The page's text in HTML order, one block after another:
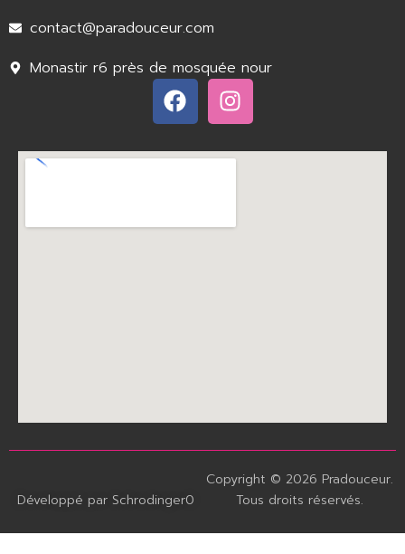
contact@paradouceur.com
Monastir r6 près de mosquée nour
Développé par Schrodinger0
Copyright © 2026 Pradouceur.
Tous droits réservés.